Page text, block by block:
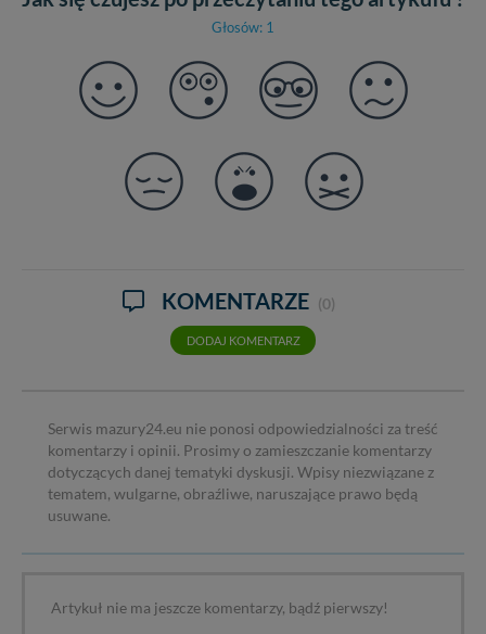
Głosów: 1
KOMENTARZE (0)
DODAJ KOMENTARZ
Serwis mazury24.eu nie ponosi odpowiedzialności za treść
komentarzy i opinii. Prosimy o zamieszczanie komentarzy
dotyczących danej tematyki dyskusji. Wpisy niezwiązane z
tematem, wulgarne, obraźliwe, naruszające prawo będą
usuwane.
Artykuł nie ma jeszcze komentarzy, bądź pierwszy!